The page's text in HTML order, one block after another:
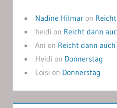
Nadine Hilmaron
heidi on Reicht dann
Ani on Reicht dann
Heidi on Donnerstag
Loisi on Donnerstag